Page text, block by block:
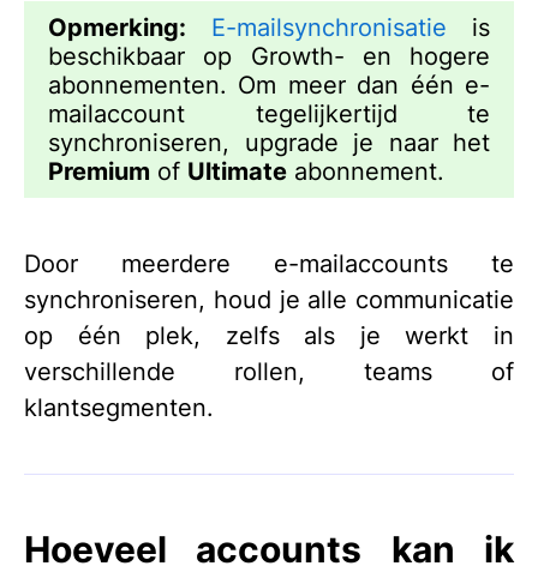
Opmerking: E-mailsynchronisatie is
beschikbaar op Growth- en hogere
abonnementen. Om meer dan één e-
mailaccount tegelijkertijd te
synchroniseren, upgrade je naar het
Premium of Ultimate abonnement.
Door meerdere e-mailaccounts te
synchroniseren, houd je alle communicatie
op één plek, zelfs als je werkt in
verschillende rollen, teams of
klantsegmenten.
Hoeveel accounts kan ik